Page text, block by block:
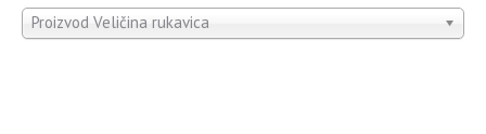
Proizvod Veličina rukavica